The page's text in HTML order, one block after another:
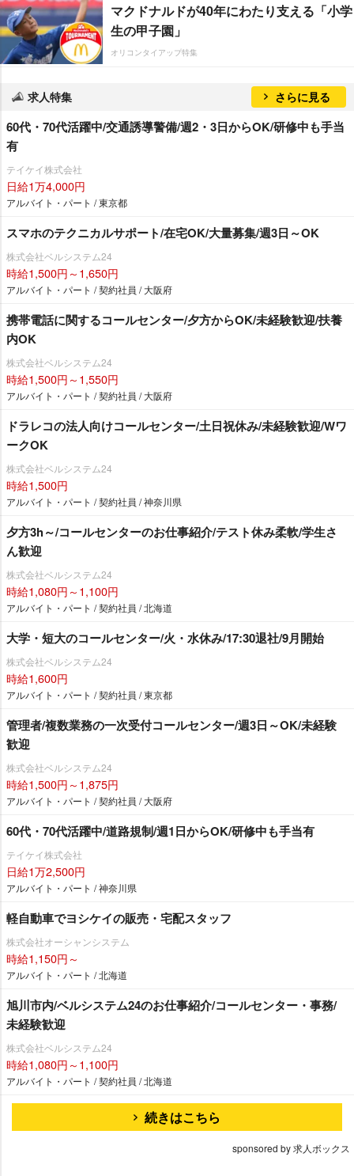
マクドナルドが40年にわたり支える「小学
生の甲子園」
オリコンタイアップ特集
求人特集 さらに見る
60代・70代活躍中/交通誘導警備/週2・3日からOK/研修中も手当
有
テイケイ株式会社
日給1万4,000円
アルバイト・パート / 東京都
スマホのテクニカルサポート/在宅OK/大量募集/週3日～OK
株式会社ベルシステム24
時給1,500円～1,650円
アルバイト・パート / 契約社員 / 大阪府
携帯電話に関するコールセンター/夕方からOK/未経験歓迎/扶養
内OK
株式会社ベルシステム24
時給1,500円～1,550円
アルバイト・パート / 契約社員 / 大阪府
ドラレコの法人向けコールセンター/土日祝休み/未経験歓迎/Wワ
ークOK
株式会社ベルシステム24
時給1,500円
アルバイト・パート / 契約社員 / 神奈川県
夕方3h～/コールセンターのお仕事紹介/テスト休み柔軟/学生さ
ん歓迎
株式会社ベルシステム24
時給1,080円～1,100円
アルバイト・パート / 契約社員 / 北海道
大学・短大のコールセンター/火・水休み/17:30退社/9月開始
株式会社ベルシステム24
時給1,600円
アルバイト・パート / 契約社員 / 東京都
管理者/複数業務の一次受付コールセンター/週3日～OK/未経験
歓迎
株式会社ベルシステム24
時給1,500円～1,875円
アルバイト・パート / 契約社員 / 大阪府
60代・70代活躍中/道路規制/週1日からOK/研修中も手当有
テイケイ株式会社
日給1万2,500円
アルバイト・パート / 神奈川県
軽自動車でヨシケイの販売・宅配スタッフ
株式会社オーシャンシステム
時給1,150円～
アルバイト・パート / 北海道
旭川市内/ベルシステム24のお仕事紹介/コールセンター・事務/
未経験歓迎
株式会社ベルシステム24
時給1,080円～1,100円
アルバイト・パート / 契約社員 / 北海道
続きはこちら
sponsored by 求人ボックス